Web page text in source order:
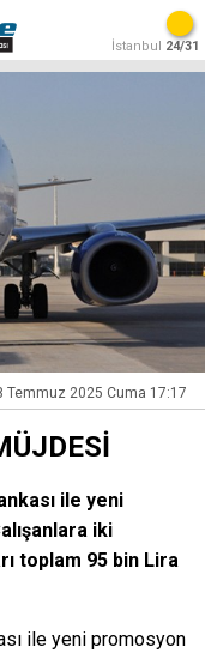
İstanbul 24/31
Temmuz 2025 Cuma 17:17
ile yeni
iki
toplam 95 bin Lira
ile yeni promosyon